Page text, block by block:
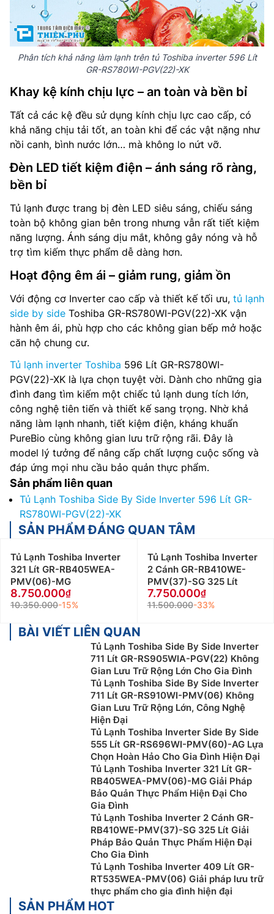
Phân tích khả năng làm lạnh trên tủ Toshiba inverter 596 Lít
GR-RS780WI-PGV(22)-XK
Khay kệ kính chịu lực – an toàn và bền bỉ
Tất cả các kệ đều sử dụng kính chịu lực cao cấp, có
khả năng chịu tải tốt, an toàn khi để các vật nặng như
nồi canh, bình nước lớn… mà không lo nứt vỡ.
Đèn LED tiết kiệm điện – ánh sáng rõ ràng,
bền bỉ
Tủ lạnh được trang bị đèn LED siêu sáng, chiếu sáng
toàn bộ không gian bên trong nhưng vẫn rất tiết kiệm
năng lượng. Ánh sáng dịu mắt, không gây nóng và hỗ
trợ tìm kiếm thực phẩm dễ dàng hơn.
Hoạt động êm ái – giảm rung, giảm ồn
Với động cơ Inverter cao cấp và thiết kế tối ưu, tủ lạnh
side by side Toshiba GR-RS780WI-PGV(22)-XK vận
hành êm ái, phù hợp cho các không gian bếp mở hoặc
căn hộ chung cư.
Tủ lạnh inverter Toshiba 596 Lít GR-RS780WI-
PGV(22)-XK là lựa chọn tuyệt vời. Dành cho những gia
đình đang tìm kiếm một chiếc tủ lạnh dung tích lớn,
công nghệ tiên tiến và thiết kế sang trọng. Nhờ khả
năng làm lạnh nhanh, tiết kiệm điện, kháng khuẩn
PureBio cùng không gian lưu trữ rộng rãi. Đây là
model lý tưởng để nâng cấp chất lượng cuộc sống và
đáp ứng mọi nhu cầu bảo quản thực phẩm.
Sản phẩm liên quan
Tủ Lạnh Toshiba Side By Side Inverter 596 Lít GR-
RS780WI-PGV(22)-XK
SẢN PHẨM ĐÁNG QUAN TÂM
Tủ Lạnh Toshiba Inverter
321 Lít GR-RB405WEA-
PMV(06)-MG
8.750.000
10.350.000-15%
Tủ Lạnh Toshiba Inverter
2 Cánh GR-RB410WE-
PMV(37)-SG 325 Lít
7.750.000
11.500.000-33%
BÀI VIẾT LIÊN QUAN
Tủ Lạnh Toshiba Side By Side Inverter
711 Lít GR-RS905WIA-PGV(22) Không
Gian Lưu Trữ Rộng Lớn Cho Gia Đình
Tủ Lạnh Toshiba Side By Side Inverter
711 Lít GR-RS910WI-PMV(06) Không
Gian Lưu Trữ Rộng Lớn, Công Nghệ
Hiện Đại
Tủ Lạnh Toshiba Inverter Side By Side
555 Lít GR-RS696WI-PMV(60)-AG Lựa
Chọn Hoàn Hảo Cho Gia Đình Hiện Đại
Tủ Lạnh Toshiba Inverter 321 Lít GR-
RB405WEA-PMV(06)-MG Giải Pháp
Bảo Quản Thực Phẩm Hiện Đại Cho
Gia Đình
Tủ Lạnh Toshiba Inverter 2 Cánh GR-
RB410WE-PMV(37)-SG 325 Lít Giải
Pháp Bảo Quản Thực Phẩm Hiện Đại
Cho Gia Đình
Tủ Lạnh Toshiba Inverter 409 Lít GR-
RT535WEA-PMV(06) Giải pháp lưu trữ
thực phẩm cho gia đình hiện đại
SẢN PHẨM HOT